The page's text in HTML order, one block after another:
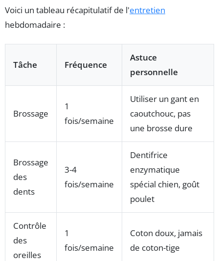
Voici un tableau récapitulatif de l'entretien
hebdomadaire :
Tâche Fréquence
Astuce
personnelle
Brossage
1
fois/semaine
Utiliser un gant en
caoutchouc, pas
une brosse dure
Brossage
des
dents
3-4
fois/semaine
Dentifrice
enzymatique
spécial chien, goût
poulet
Contrôle
des
oreilles
1
fois/semaine
Coton doux, jamais
de coton-tige